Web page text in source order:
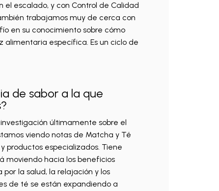
el escalado, y con Control de Calidad
trabajamos muy de cerca con
en su conocimiento sobre cómo
específica. Es un ciclo de
de sabor a la que
últimamente sobre el
viendo notas de Matcha y Té
productos especializados. Tiene
moviendo hacia los beneficios
la salud, la relajación y los
de té se están expandiendo a